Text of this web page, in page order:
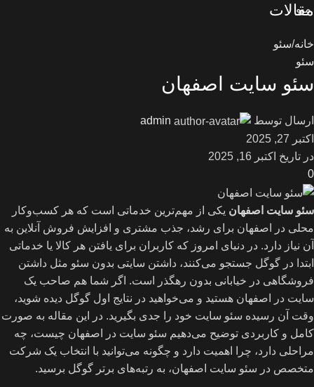
منو
مقالات
خانه سئو
سئو
سئو سایت اصفهان
ارسال توسط
admin
اکتبر 27, 2025
در تاریخ اکتبر 16, 2025
0
سئو سایت اصفهان یکی از مهم‌ترین خدماتی است که هر کسب‌وکار
محلی در اصفهان برای رشد، جذب مشتری و افزایش فروش آنلاین به
آن نیاز دارد. در دنیای امروز که کاربران برای یافتن هر کالا یا خدماتی
ابتدا در گوگل جستجو می‌کنند، داشتن سایتی بدون سئو مثل داشتن
فروشگاهی در خیابانی بدون رهگذر است. اگر شما هم صاحب یک
سایت در اصفهان هستید و می‌خواهید در نتایج اول گوگل دیده شوید،
وقت آن رسیده سئو سایت خود را جدی بگیرید. در این مقاله به صورت
کامل و کاربردی توضیح می‌دهیم سئو سایت در اصفهان چیست، چه
مراحلی دارد، چرا اهمیت دارد و چگونه می‌توانید با انتخاب یک شرکت
متخصص در سئو سایت اصفهان، به رتبه‌های برتر گوگل برسید.